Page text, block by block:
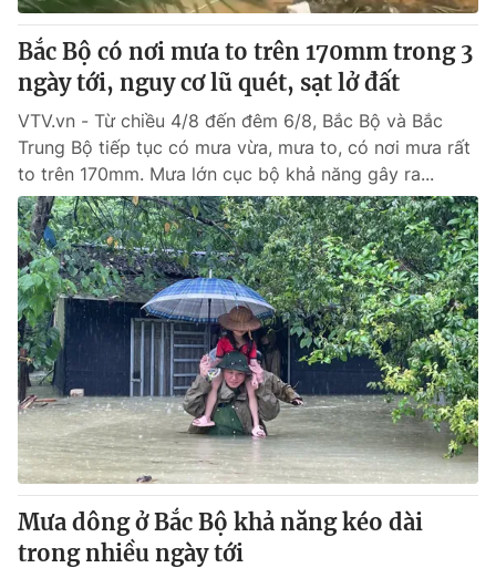
Bắc Bộ có nơi mưa to trên 170mm trong 3
ngày tới, nguy cơ lũ quét, sạt lở đất
VTV.vn - Từ chiều 4/8 đến đêm 6/8, Bắc Bộ và Bắc
Trung Bộ tiếp tục có mưa vừa, mưa to, có nơi mưa rất
to trên 170mm. Mưa lớn cục bộ khả năng gây ra...
Mưa dông ở Bắc Bộ khả năng kéo dài
trong nhiều ngày tới